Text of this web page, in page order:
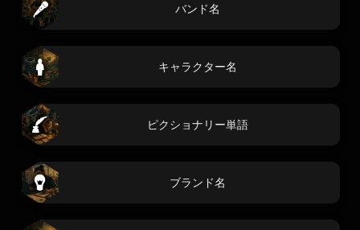
バンド名
キャラクター名
ピクショナリー単語
ブランド名